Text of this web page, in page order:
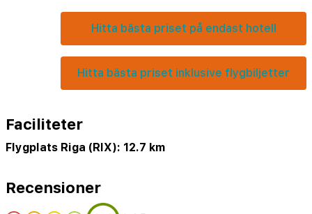
Hitta bästa priset på endast hotell
Hitta bästa priset inklusive flygbiljetter
Faciliteter
Flygplats Riga (RIX): 12.7 km
Recensioner